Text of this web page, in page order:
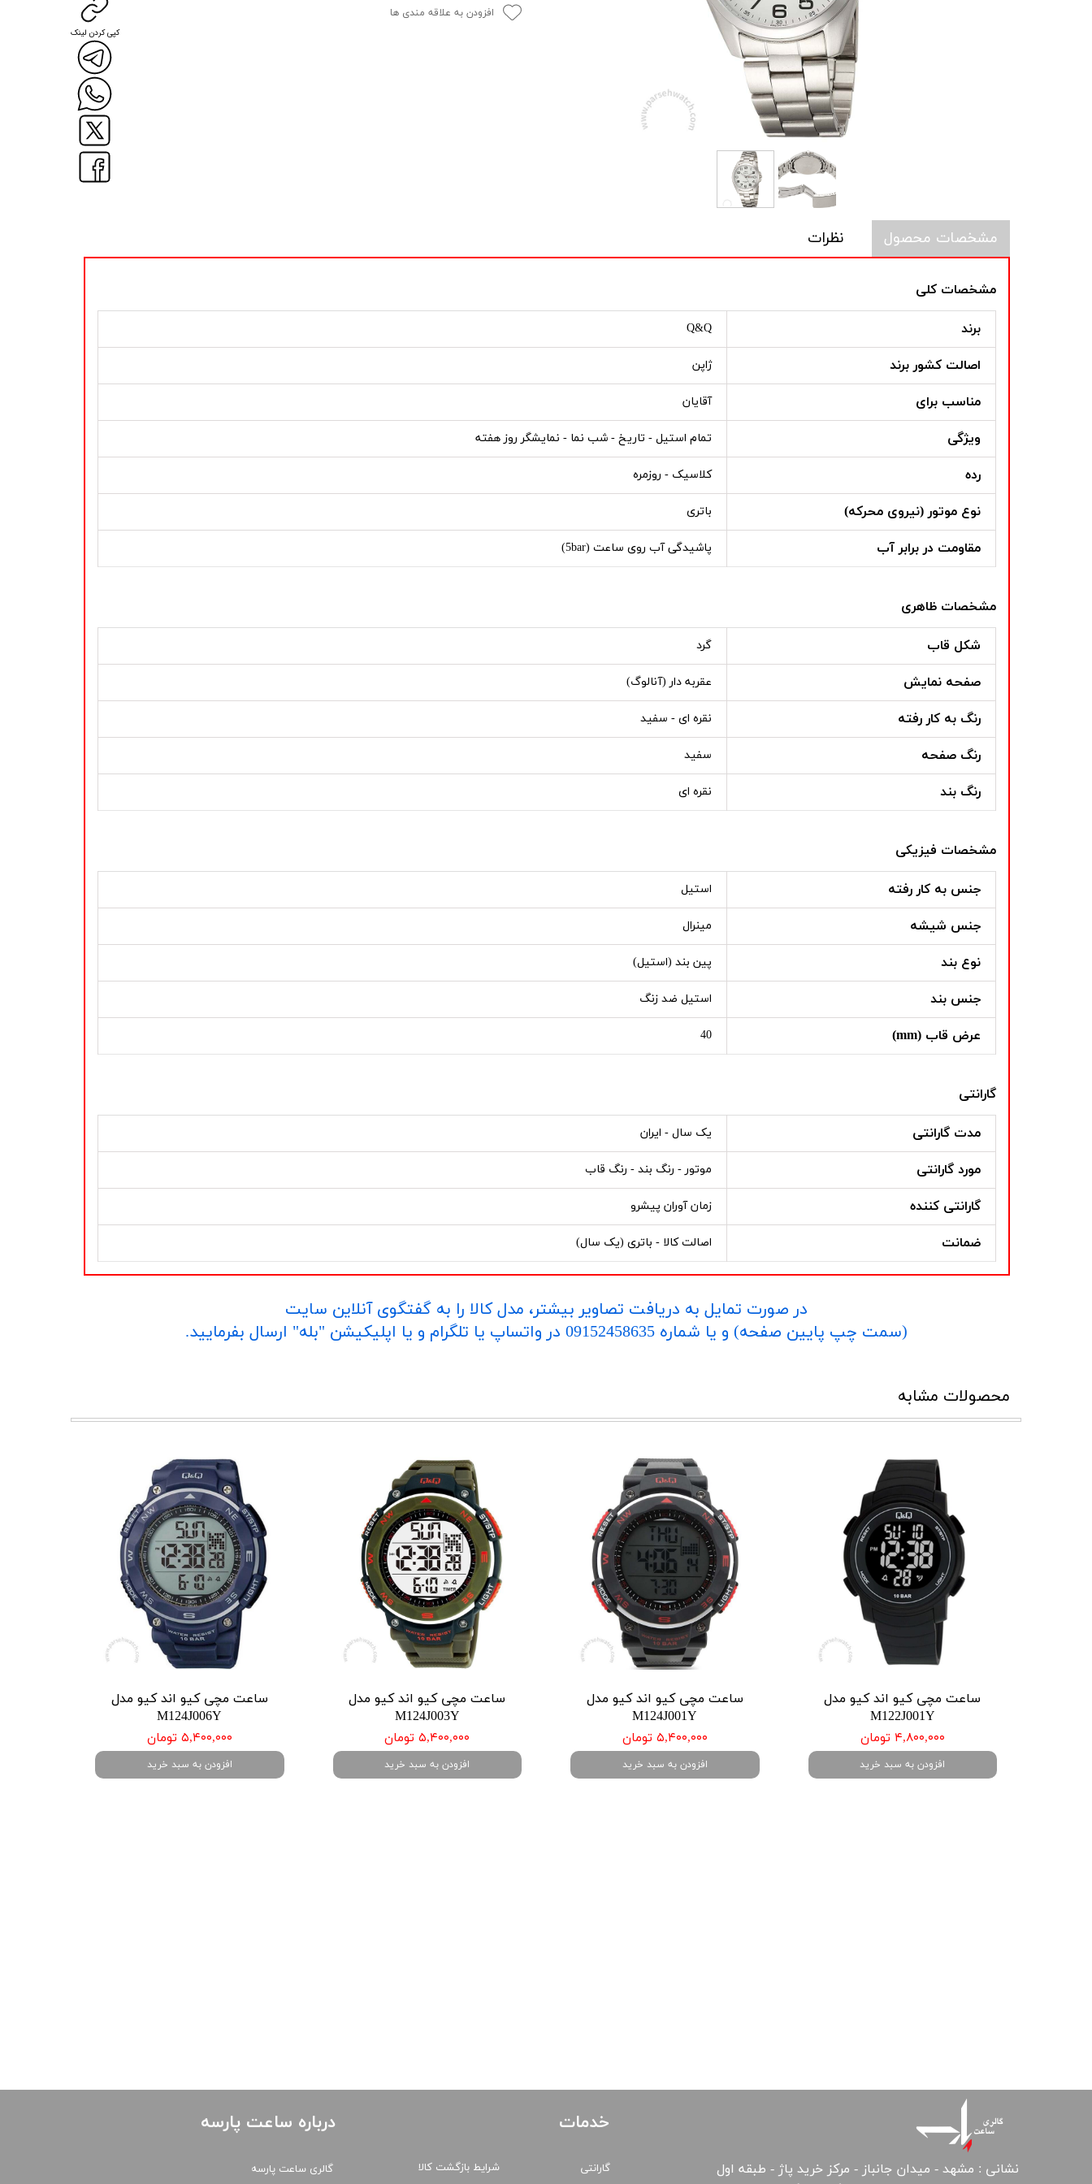
افزودن به علاقه مندی ها
مشخصات محصول نظرات
مشخصات کلی
برند Q&Q
اصالت کشور برند ژاپن
مناسب برای آقایان
ویژگی تمام استیل - تاریخ - شب نما - نمایشگر روز هفته
رده کلاسیک - روزمره
نوع موتور (نیروی محرکه) باتری
مقاومت در برابر آب پاشیدگی آب روی ساعت (5bar)
مشخصات ظاهری
شکل قاب گرد
صفحه نمایش عقربه دار (آنالوگ)
رنگ به کار رفته نقره ای - سفید
رنگ صفحه سفید
رنگ بند نقره ای
مشخصات فیزیکی
جنس به کار رفته استیل
جنس شیشه مینرال
نوع بند پین بند (استیل)
جنس بند استیل ضد زنگ
عرض قاب (mm) 40
گارانتی
مدت گارانتی یک سال - ایران
مورد گارانتی موتور - رنگ بند - رنگ قاب
گارانتی کننده زمان آوران پیشرو
ضمانت اصالت کالا - باتری (یک سال)
کپی کردن لینک
در صورت تمایل به دریافت تصاویر بیشتر، مدل کالا را به گفتگوی آنلاین سایت
​​​​​​​(سمت چپ پایین صفحه) و یا شماره 09152458635 در واتساپ یا تلگرام و یا اپلیکیشن "بله" ارسال بفرمایید.
محصولات مشابه
ساعت مچی کیو اند کیو مدل
M122J001Y
۴,۸۰۰,۰۰۰ تومان
افزودن به سبد خرید
ساعت مچی کیو اند کیو مدل
M124J001Y
۵,۴۰۰,۰۰۰ تومان
افزودن به سبد خرید
ساعت مچی کیو اند کیو مدل
M124J003Y
۵,۴۰۰,۰۰۰ تومان
افزودن به سبد خرید
ساعت مچی کیو اند کیو مدل
M124J006Y
۵,۴۰۰,۰۰۰ تومان
افزودن به سبد خرید
نشانی : مشهد - میدان جانباز - مرکز خرید پاژ - طبقه اول
خدمات
گارانتی
درباره ساعت پارسه
گالری ساعت پارسه شرایط بازگشت کالا